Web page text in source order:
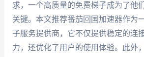
求，一个高质量的免费梯子成为了他
关键。本文推荐番茄回国加速器作为
子服务提供商，它不仅提供稳定的连
力，还优化了用户的使用体验。此外